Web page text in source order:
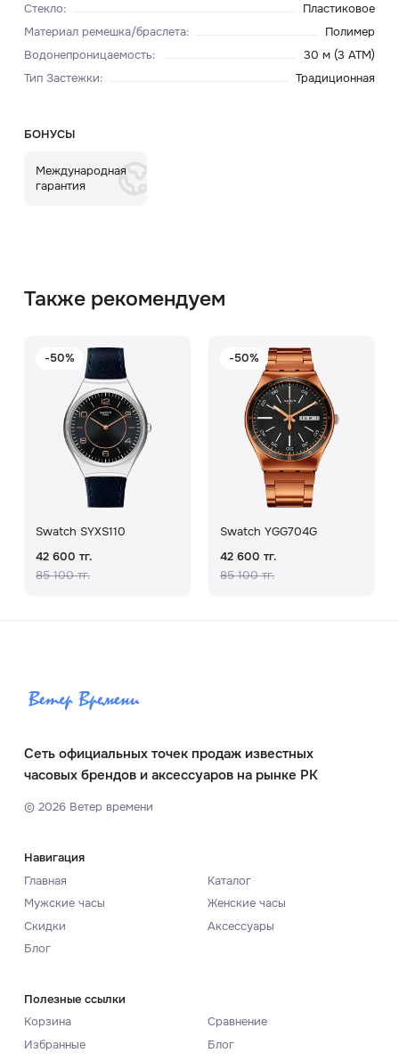
Стекло:
Пластиковое
Материал ремешка/браслета:
Полимер
Водонепроницаемость:
30 м (3 ATM)
Тип Застежки: Традиционная
БОНУСЫ
Международная
гарантия
Также рекомендуем
-50%
Swatch SYXS110
42 600 тг.
85 100 тг.
-50%
Swatch YGG704G
42 600 тг.
85 100 тг.
Сеть официальных точек продаж известных
часовых брендов и аксессуаров на рынке РК
© 2026Ветер времени
Навигация
Главная
Каталог
Мужские часы
Женские часы
Скидки
Аксессуары
Блог
Полезные ссылки
Корзина
Сравнение
Избранные
Блог